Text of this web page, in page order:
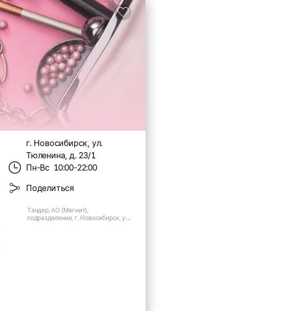
г. Новосибирск, ул.
Тюленина, д. 23/1
Пн-Вс 10:00-22:00
Поделиться
Тандер, АО (Магнит),
подразделение, г. Новосибирск, ул.